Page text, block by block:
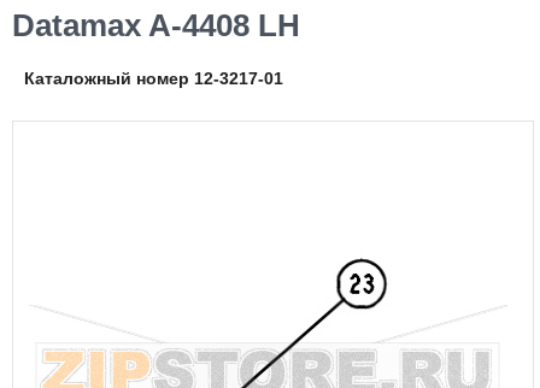
Datamax A-4408 LH
Каталожный номер 12-3217-01